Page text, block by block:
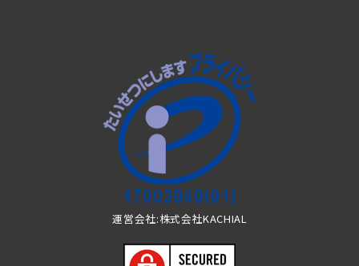
運営会社:株式会社KACHIAL